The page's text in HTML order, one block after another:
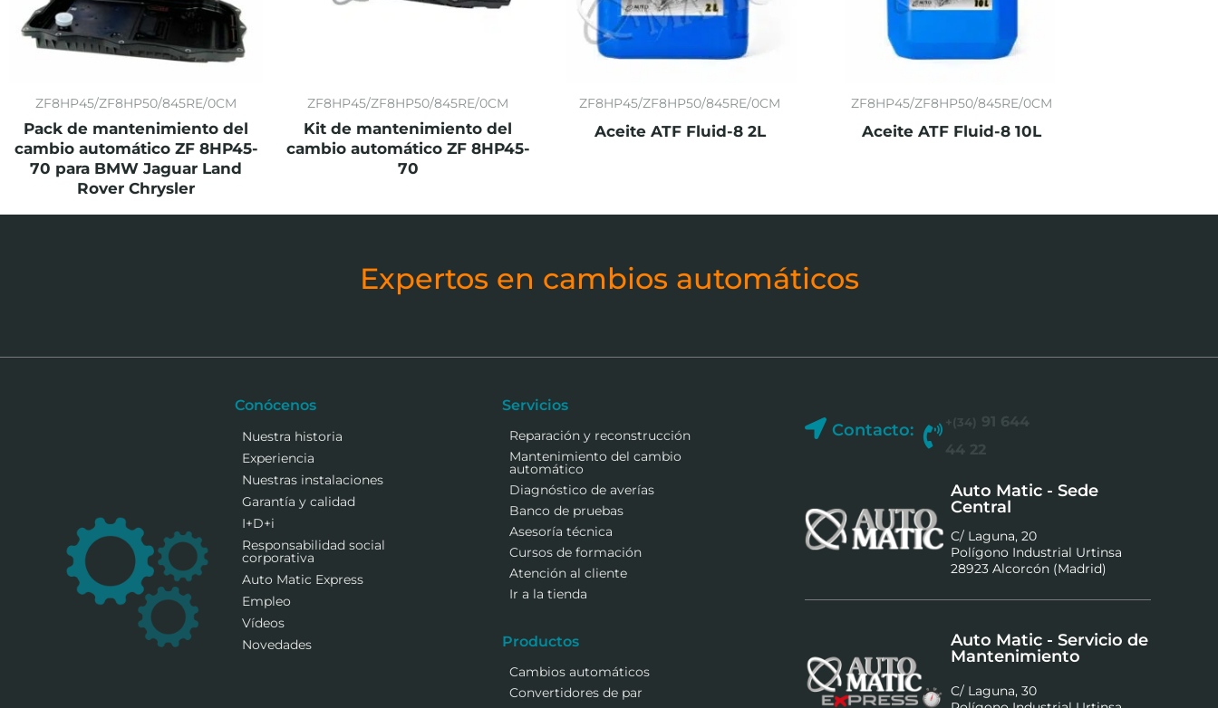
ZF8HP45/ZF8HP50/845RE/0CM
Pack de mantenimiento del
cambio automático ZF 8HP45-
70 para BMW Jaguar Land
Rover Chrysler
ZF8HP45/ZF8HP50/845RE/0CM
Kit de mantenimiento del
cambio automático ZF 8HP45-
70
ZF8HP45/ZF8HP50/845RE/0CM
Aceite ATF Fluid-8 2L
ZF8HP45/ZF8HP50/845RE/0CM
Aceite ATF Fluid-8 10L
Expertos en cambios automáticos
Conócenos
Nuestra historia
Experiencia
Nuestras instalaciones
Garantía y calidad
I+D+i
Responsabilidad social
corporativa
Auto Matic Express
Empleo
Vídeos
Novedades
Servicios
Reparación y reconstrucción
Mantenimiento del cambio
automático
Diagnóstico de averías
Banco de pruebas
Asesoría técnica
Cursos de formación
Atención al cliente
Ir a la tienda
Productos
Cambios automáticos
Convertidores de par
Contacto: +(34) 91 644
44 22
Auto Matic - Sede
Central
C/ Laguna, 20
Polígono Industrial Urtinsa
28923 Alcorcón (Madrid)
Auto Matic - Servicio de
Mantenimiento
C/ Laguna, 30